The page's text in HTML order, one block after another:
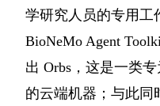
学研究人员的专用工
BioNeMo Agent
出 Orbs，这是一类
的云端机器；与此同